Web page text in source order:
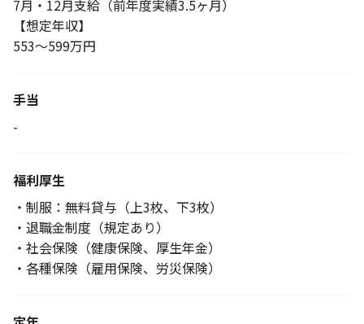
7月・12月支給（前年度実績3.5ヶ月）
【想定年収】
553～599万円
手当
-
福利厚生
・制服：無料貸与（上3枚、下3枚）
・退職金制度（規定あり）
・社会保険（健康保険、厚生年金）
・各種保険（雇用保険、労災保険）